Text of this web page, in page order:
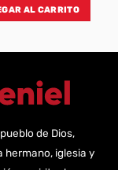
AL CARRITO
de Dios,
iglesia y